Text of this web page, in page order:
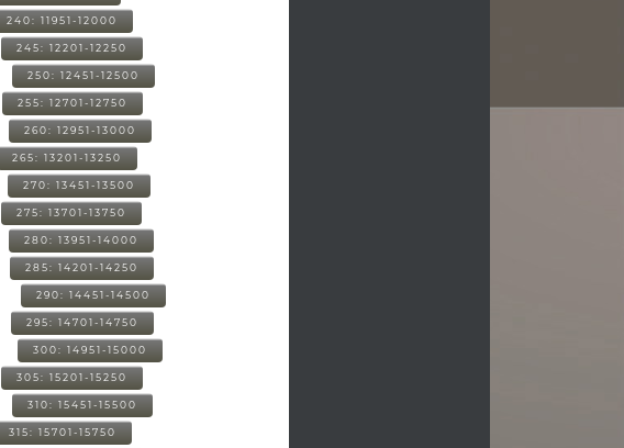
240: 11951-12000
245: 12201-12250
250: 12451-12500
255: 12701-12750
260: 12951-13000
265: 13201-13250
270: 13451-13500
275: 13701-13750
280: 13951-14000
285: 14201-14250
290: 14451-14500
295: 14701-14750
300: 14951-15000
305: 15201-15250
310: 15451-15500
315: 15701-15750